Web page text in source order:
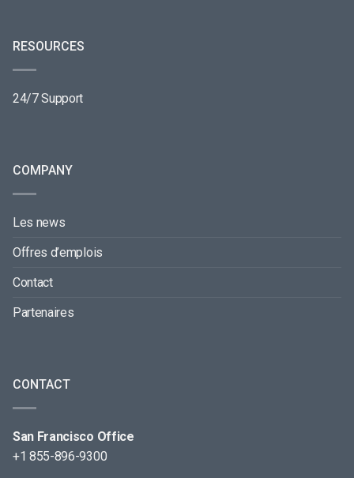
RESOURCES
24/7 Support
COMPANY
Les news
Offres d’emplois
Contact
Partenaires
CONTACT
San Francisco Office
+1 855-896-9300